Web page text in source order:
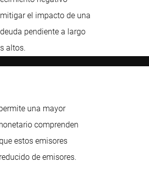
el impacto de una
pendiente a largo
altos.
una mayor
comprenden
estos emisores
de emisores.